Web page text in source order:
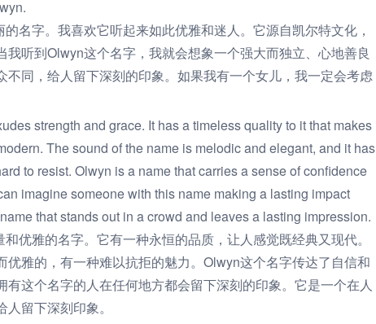
名字。我喜欢它听起来如此优雅和迷人。它源自凯尔特文化，
我听到Olwyn这个名字，我就会想象一个强大而独立、心地善良
不同，给人留下深刻的印象。如果我有一个女儿，我一定会考虑
strength and grace. It has a timeless quality to it that makes
The sound of the name is melodic and elegant, and it has
to resist. Olwyn is a name that carries a sense of confidence
imagine someone with this name making a lasting impact
that stands out in a crowd and leaves a lasting impression.
优雅的名字。它有一种永恒的品质，让人感觉既经典又现代。
优雅的，有一种难以抗拒的魅力。Olwyn这个名字传达了自信和
有这个名字的人在任何地方都会留下深刻的印象。它是一个在人
留下深刻印象。